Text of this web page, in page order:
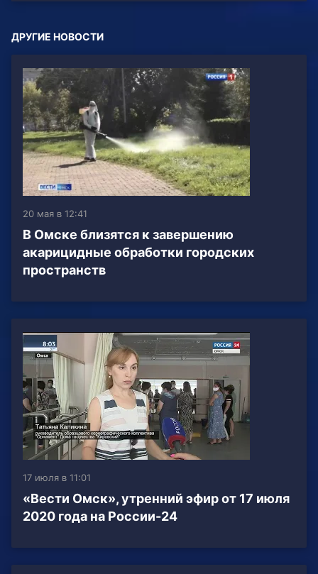
ДРУГИЕ НОВОСТИ
20 мая в 12:41
В Омске близятся к завершению
акарицидные обработки городских
пространств
17 июля в 11:01
«Вести Омск», утренний эфир от 17 июля
2020 года на России-24